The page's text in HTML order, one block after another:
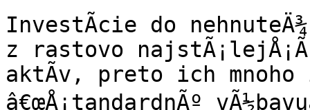
InvestÃ­cie do
z rastovo
aktÃ­v, preto ich mnoho
â€œÅ¡tandardnÃº